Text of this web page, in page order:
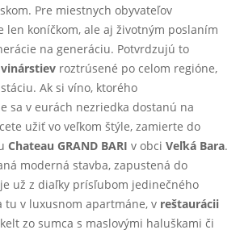
Pre miestnych obyvateľov
len koníčkom, ale aj životným poslaním
na generáciu. Potvrdzujú to
roztrúsené po celom regióne,
Ak si víno, ktorého
sa v eurách nezriedka dostanú na
užiť vo veľkom štýle, zamierte do
Chateau GRAND BARI v obci Veľká Bara.
moderná stavba, zapustená do
už z diaľky prísľubom jedinečného
tu v luxusnom apartmáne, v reštaurácii
zo sumca s maslovými haluškami či